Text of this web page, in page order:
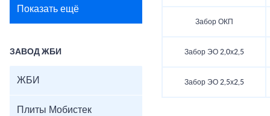
Показать ещё
ЗАВОД ЖБИ
ЖБИ
Плиты Мобистек
Забор ОКП
Забор ЭО 2,0х2,5
Забор ЭО 2,5х2,5